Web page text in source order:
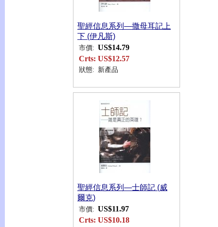
聖經信息系列—撒母耳記上
下 (伊凡斯)
市價: US$14.79
Crts: US$12.57
狀態: 新產品
聖經信息系列—士師記 (威
爾克)
市價: US$11.97
Crts: US$10.18